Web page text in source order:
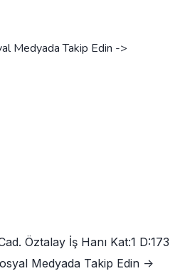
Medyada Takip Edin ->
Öztalay İş Hanı Kat:1 D:173
Medyada Takip Edin ->